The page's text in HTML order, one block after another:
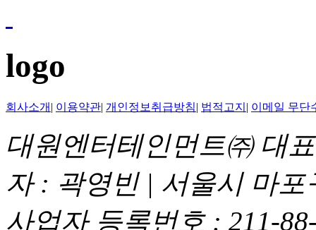
logo
회사소개 | 이용약관| 개인정보취급방침| 법적고지 | 이메일 무단
대원엔터테인먼트㈜ 대
자 : 곽영빈 | 서울시 마
사업자 등록번호 : 211-